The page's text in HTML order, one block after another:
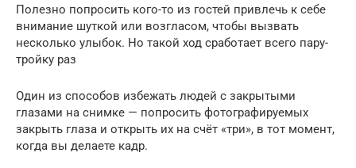
Полезно попросить кого-то из гостей привлечь к себе
внимание шуткой или возгласом, чтобы вызвать
несколько улыбок. Но такой ход сработает всего пару-
тройку раз
Один из способов избежать людей с закрытыми
глазами на снимке — попросить фотографируемых
закрыть глаза и открыть их на счёт «три», в тот момент,
когда вы делаете кадр.